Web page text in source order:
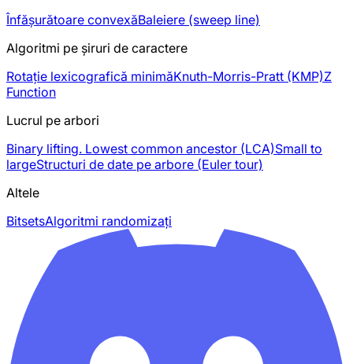
Înfășurătoare convexăBaleiere (sweep line)
Algoritmi pe șiruri de caractere
Rotație lexicografică minimăKnuth-Morris-Pratt (KMP)Z
Function
Lucrul pe arbori
Binary lifting. Lowest common ancestor (LCA)Small to
largeStructuri de date pe arbore (Euler tour)
Altele
BitsetsAlgoritmi randomizați